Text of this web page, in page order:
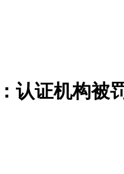
认证机构被